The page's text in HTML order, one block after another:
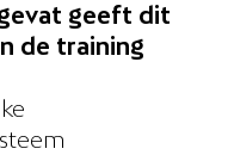
geeft dit
de training